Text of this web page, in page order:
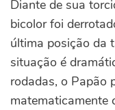
Diante de sua
bicolor foi
última posição da
situação é
rodadas, o Papão
matematicamente